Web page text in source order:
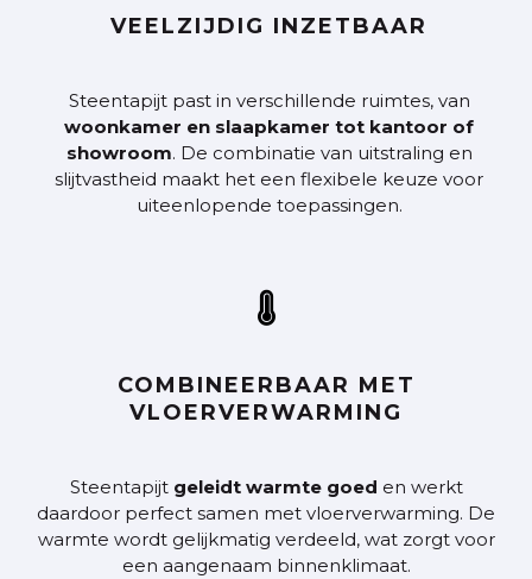
VEELZIJDIG INZETBAAR
Steentapijt past in verschillende ruimtes, van
woonkamer en slaapkamer tot kantoor of
showroom. De combinatie van uitstraling en
slijtvastheid maakt het een flexibele keuze voor
uiteenlopende toepassingen.

COMBINEERBAAR MET
VLOERVERWARMING
Steentapijt geleidt warmte goed en werkt
daardoor perfect samen met vloerverwarming. De
warmte wordt gelijkmatig verdeeld, wat zorgt voor
een aangenaam binnenklimaat.